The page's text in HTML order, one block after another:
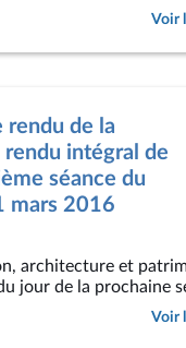
Voir
rendu de la
intégral de
séance du
mars 2016
architecture et
jour de la prochaine
Voir